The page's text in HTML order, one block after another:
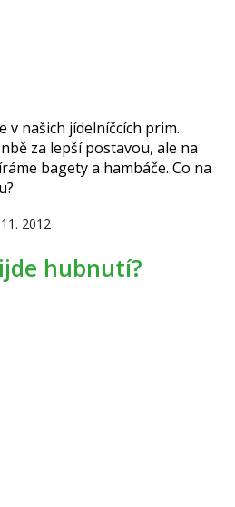
v našich jídelníčcích prim.
za lepší postavou, ale na
bagety a hambáče. Co na
2012
hubnutí?